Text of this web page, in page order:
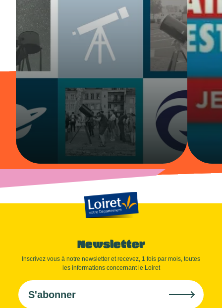
Newsletter
Inscrivez vous à notre newsletter et recevez, 1 fois par mois, toutes
les informations concernant le Loiret
S'abonner